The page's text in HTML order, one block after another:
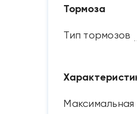
Тормоза
Тип тормозов